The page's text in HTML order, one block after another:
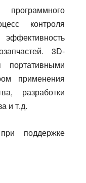
контроля
3D-
портативными
применения
разработки
и т.д.
поддержке